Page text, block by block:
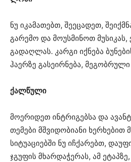
ნუ იკამათებთ, შეეცადეთ,
გარემო და მოუსმინოთ
გადაღლას. კარგი იქნება
ჰაერზე გასეირნება,
ქალწული
მოერიდეთ ინტრიგებსა და
თემები მშვიდობიანი
სიტუაციებში ნუ იჩქარებთ,
ჯგუფის მხარდაჭერას, ამ